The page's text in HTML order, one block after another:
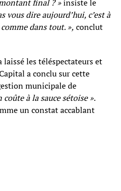
final ? »insiste le
vous dire aujourd’hui, c’est à
dans tout. », conclut
laissé les téléspectateurs et
a conclu sur cette
municipale de
à la sauce sétoise ».
un constat accablant